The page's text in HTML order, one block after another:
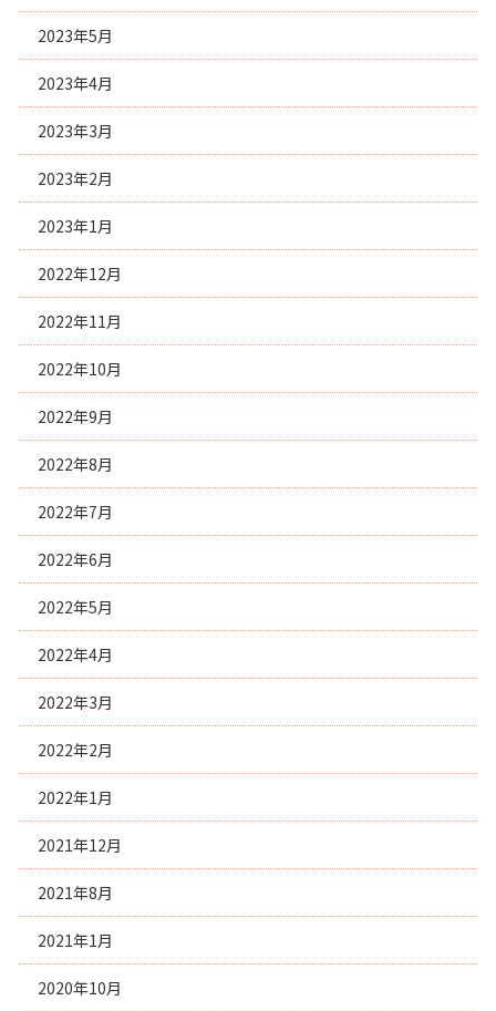
2023年5月
2023年4月
2023年3月
2023年2月
2023年1月
2022年12月
2022年11月
2022年10月
2022年9月
2022年8月
2022年7月
2022年6月
2022年5月
2022年4月
2022年3月
2022年2月
2022年1月
2021年12月
2021年8月
2021年1月
2020年10月